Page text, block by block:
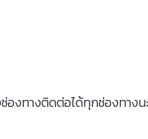
องทางติดต่อได้ทุกช่องทางน